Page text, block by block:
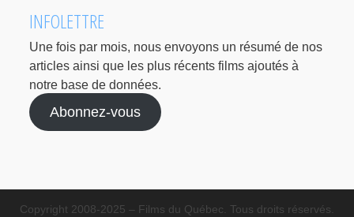
INFOLETTRE
Une fois par mois, nous envoyons un résumé de nos
articles ainsi que les plus récents films ajoutés à
notre base de données.
Abonnez-vous
Copyright 2008-2025 – Films du Québec. Tous droits réservés.